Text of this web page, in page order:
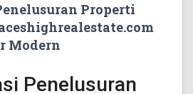
Properti
Modern
Penelusuran